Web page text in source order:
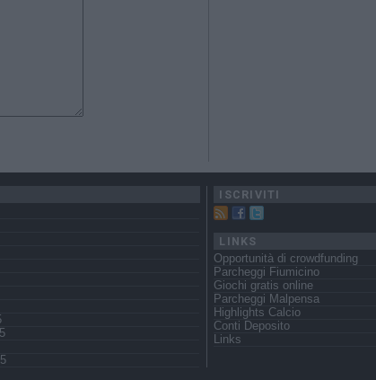
ISCRIVITI
LINKS
Opportunità di crowdfunding
Parcheggi Fiumicino
Giochi gratis online
Parcheggi Malpensa
Highlights Calcio
Conti Deposito
Links